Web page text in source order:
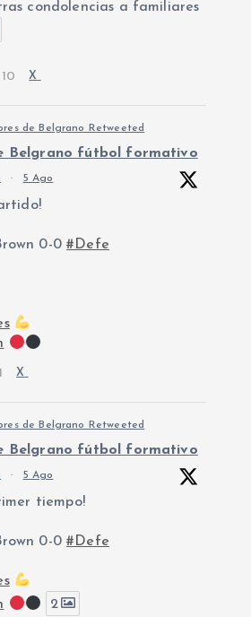
condolencias a familiares
10 X
de Belgrano Retweeted
Belgrano fútbol formativo
· 5 Ago
0-0#Defe
X
de Belgrano Retweeted
Belgrano fútbol formativo
· 5 Ago
tiempo!
0-0#Defe
2